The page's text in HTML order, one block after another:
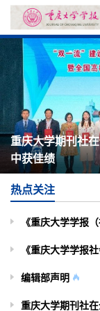
重庆大学期刊社
中获佳绩
热点关注
《重庆大学学报
编辑部声明